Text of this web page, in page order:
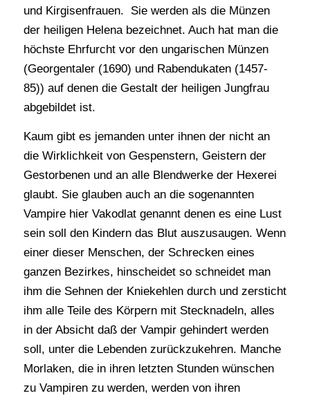
und Kirgisenfrauen. Sie werden als die Münzen
der heiligen Helena bezeichnet. Auch hat man die
höchste Ehrfurcht vor den ungarischen Münzen
(Georgentaler (1690) und Rabendukaten (1457-
85)) auf denen die Gestalt der heiligen Jungfrau
abgebildet ist.
Kaum gibt es jemanden unter ihnen der nicht an
die Wirklichkeit von Gespenstern, Geistern der
Gestorbenen und an alle Blendwerke der Hexerei
glaubt. Sie glauben auch an die sogenannten
Vampire hier Vakodlat genannt denen es eine Lust
sein soll den Kindern das Blut auszusaugen. Wenn
einer dieser Menschen, der Schrecken eines
ganzen Bezirkes, hinscheidet so schneidet man
ihm die Sehnen der Kniekehlen durch und zersticht
ihm alle Teile des Körpern mit Stecknadeln, alles
in der Absicht daß der Vampir gehindert werden
soll, unter die Lebenden zurückzukehren. Manche
Morlaken, die in ihren letzten Stunden wünschen
zu Vampiren zu werden, werden von ihren